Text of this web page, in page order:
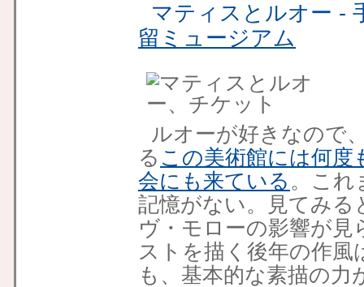
マティスとルオー -
留ミュージアム
ルオーが好きなので
る この美術館には何度
会にも来ている 。これ
記憶がない。見てみる
ヴ・モローの影響が
ストを描く後年の作
も、基本的な素描の